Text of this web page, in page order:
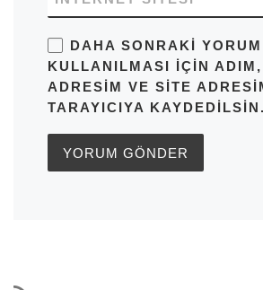
DAHA SONRAKI
KULLANILMASI IÇIN ADIM,
ADRESIM VE SITE
TARAYICIYA KAYDEDILSIN.